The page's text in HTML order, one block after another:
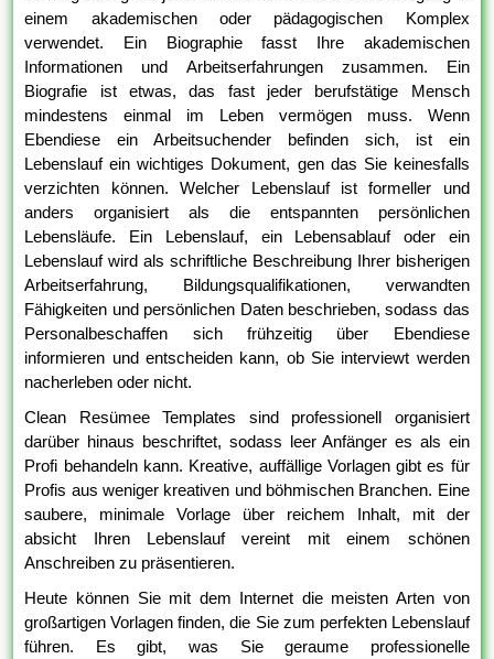
einem akademischen oder pädagogischen Komplex
verwendet. Ein Biographie fasst Ihre akademischen
Informationen und Arbeitserfahrungen zusammen. Ein
Biografie ist etwas, das fast jeder berufstätige Mensch
mindestens einmal im Leben vermögen muss. Wenn
Ebendiese ein Arbeitsuchender befinden sich, ist ein
Lebenslauf ein wichtiges Dokument, gen das Sie keinesfalls
verzichten können. Welcher Lebenslauf ist formeller und
anders organisiert als die entspannten persönlichen
Lebensläufe. Ein Lebenslauf, ein Lebensablauf oder ein
Lebenslauf wird als schriftliche Beschreibung Ihrer bisherigen
Arbeitserfahrung, Bildungsqualifikationen, verwandten
Fähigkeiten und persönlichen Daten beschrieben, sodass das
Personalbeschaffen sich frühzeitig über Ebendiese
informieren und entscheiden kann, ob Sie interviewt werden
nacherleben oder nicht.
Clean Resümee Templates sind professionell organisiert
darüber hinaus beschriftet, sodass leer Anfänger es als ein
Profi behandeln kann. Kreative, auffällige Vorlagen gibt es für
Profis aus weniger kreativen und böhmischen Branchen. Eine
saubere, minimale Vorlage über reichem Inhalt, mit der
absicht Ihren Lebenslauf vereint mit einem schönen
Anschreiben zu präsentieren.
Heute können Sie mit dem Internet die meisten Arten von
großartigen Vorlagen finden, die Sie zum perfekten Lebenslauf
führen. Es gibt, was Sie geraume professionelle